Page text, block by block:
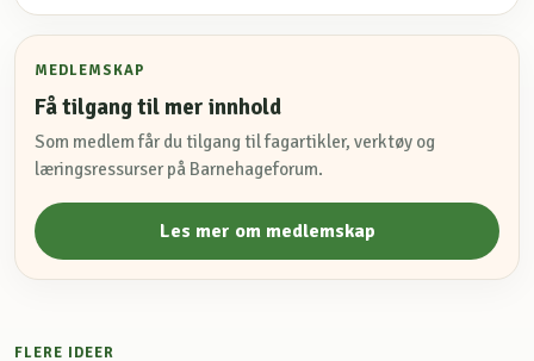
MEDLEMSKAP
Få tilgang til mer innhold
Som medlem får du tilgang til fagartikler, verktøy og
læringsressurser på Barnehageforum.
Les mer om medlemskap
FLERE IDEER